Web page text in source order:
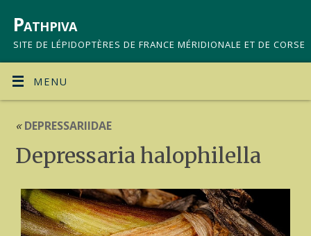
Pathpiva
SITE DE LÉPIDOPTÈRES DE FRANCE MÉRIDIONALE ET DE CORSE
MENU
«DEPRESSARIIDAE
Depressaria halophilella